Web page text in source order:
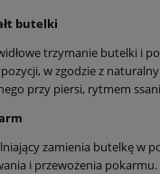
butelki
trzymanie butelki i
w zgodzie z
przy piersi, rytmem
zamienia butelkę w
i przewożenia pokarmu.